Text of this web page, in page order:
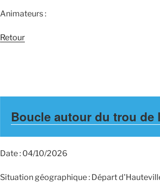
Animateurs :
Retour
Boucle autour du trou de
Date : 04/10/2026
Situation géographique : Départ